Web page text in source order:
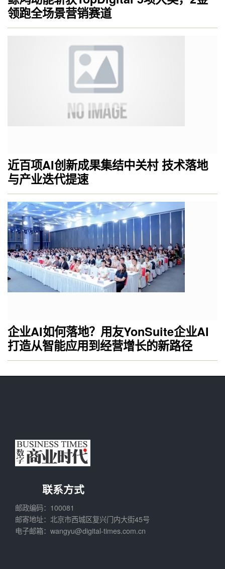
领跑全场景营销赛道
近百项AI创新成果集结中关村 技术落地
与产业迭代提速
企业AI如何落地？用友YonSuite企业AI
打造从智能应用到经营增长的新路径
联系方式
邮政编码：100081
邮寄地址：北京市西城区复兴门内大街45号
电子邮箱：wangyu@digital-times.com.cn